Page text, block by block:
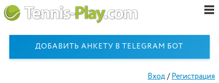
ДОБАВИТЬ АНКЕТУ В TELEGRAM БОТ
Вход/Регистрация